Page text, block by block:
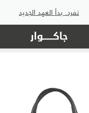
تفرد. بدأ العهد الجديد